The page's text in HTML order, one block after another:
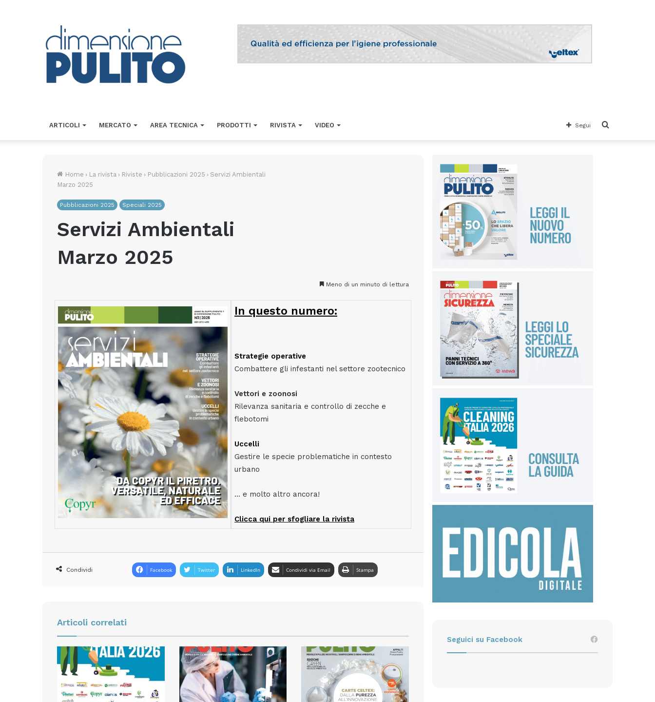
ARTICOLI MERCATO AREA TECNICA PRODOTTI RIVISTA VIDEO Cerca
Segui
Home › La rivista › Riviste › Pubblicazioni 2025 › Servizi Ambientali
Marzo 2025
Pubblicazioni 2025 Speciali 2025
Servizi Ambientali
Marzo 2025
Meno di un minuto di lettura
In questo numero:
Strategie operative
Combattere gli infestanti nel settore zootecnico
Vettori e zoonosi
Rilevanza sanitaria e controllo di zecche e
flebotomi
Uccelli
Gestire le specie problematiche in contesto
urbano
… e molto altro ancora!
Clicca qui per sfogliare la rivista
Condividi Facebook Twitter LinkedIn Condividi via Email Stampa
Articoli correlati
Seguici su Facebook